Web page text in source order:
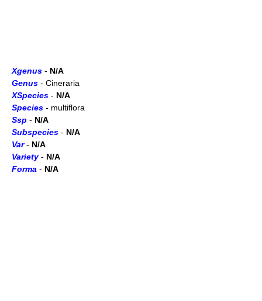
Xgenus - N/A
Genus - Cineraria
XSpecies - N/A
Species - multiflora
Ssp - N/A
Subspecies - N/A
Var- N/A
Variety- N/A
Forma - N/A